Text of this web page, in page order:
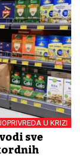
U KRIZI
sve